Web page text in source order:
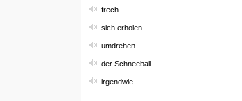
frech
sich erholen
umdrehen
der Schneeball
irgendwie